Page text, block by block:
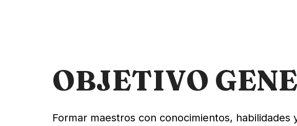
OBJETIVO
Formar maestros con conocimientos,